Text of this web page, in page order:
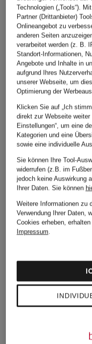
ÄHNLICHE ARTIKEL
Technologien („Tools“).
Partner (Drittanbieter)
Onlineangebot zu
anderen Seiten
verarbeitet werden (z. B.
Standort-Informationen,
Angebote und Inhalte in
aufgrund Ihres
unserer Webseite, um
Optimierung der
Klicken Sie auf „Ich
direkt zur Webseite
Einstellungen“, um eine
Kategorien und eine
sowie eine individuelle
Sie können Ihre Tool-
widerrufen (z.B. im
jedoch keine Auswirkung
Ihrer Daten. Sie können
Weitere Informationen zu
Verwendung Ihrer Daten,
Cookies erheben,
Impressum.